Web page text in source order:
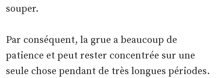
souper.
Par conséquent, la grue a beaucoup de
patience et peut rester concentrée sur une
seule chose pendant de très longues périodes.